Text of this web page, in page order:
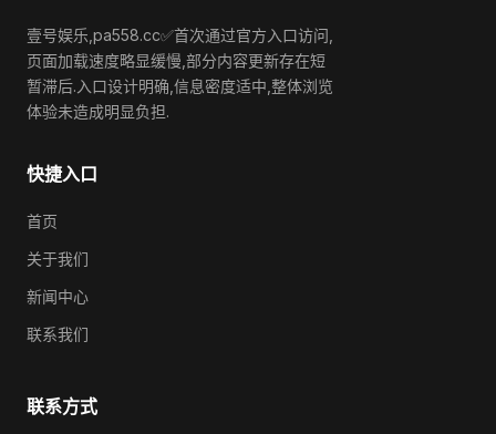
壹号娱乐,pa558.cc✅首次通过官方入口访问,
页面加载速度略显缓慢,部分内容更新存在短
暂滞后.入口设计明确,信息密度适中,整体浏览
体验未造成明显负担.
快捷入口
首页
关于我们
新闻中心
联系我们
联系方式